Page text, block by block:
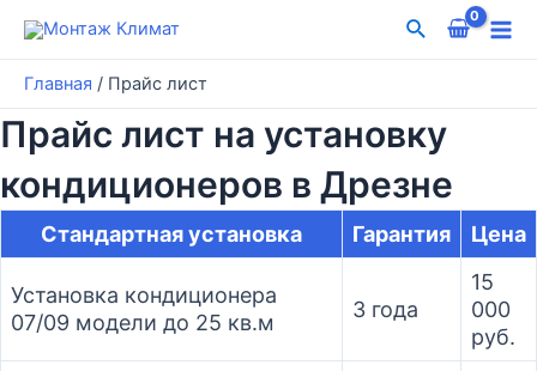
Поиск
Главная / Прайс лист
Прайс лист на установку
кондиционеров в Дрезне
Стандартная установка Гарантия Цена
Установка кондиционера
07/09 модели до 25 кв.м
3 года
15
000
руб.